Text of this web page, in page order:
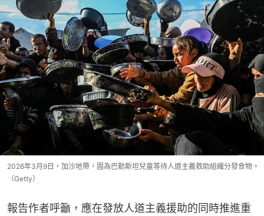
2026年3月9日，加沙地帶，圖為巴勒斯坦兒童等待人道主義救助組織分發食物。
（Getty）
報告作者呼籲，應在發放人道主義援助的同時推進重